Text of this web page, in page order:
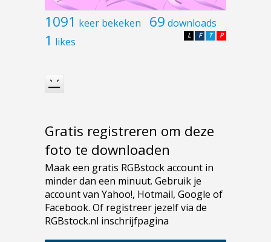
1091 keer bekeken 69 downloads
1 likes P
T
F
L
Gratis registreren om deze
foto te downloaden